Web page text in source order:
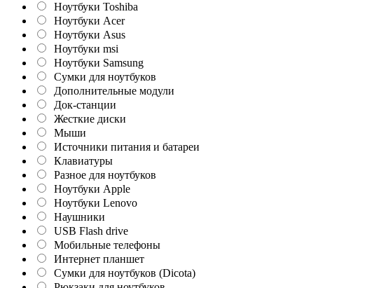
Ноутбуки Toshiba
Ноутбуки Acer
Ноутбуки Asus
Ноутбуки msi
Ноутбуки Samsung
Сумки для ноутбуков
Дополнительные модули
Док-станции
Жесткие диски
Мыши
Источники питания и батареи
Клавиатуры
Разное для ноутбуков
Ноутбуки Apple
Ноутбуки Lenovo
Наушники
USB Flash drive
Мобильные телефоны
Интернет планшет
Сумки для ноутбуков (Dicota)